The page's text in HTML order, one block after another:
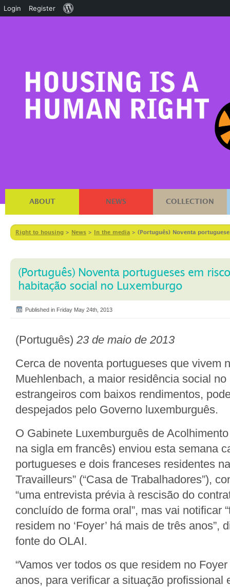
ABOUT NEWS COLLECTION
Right to housing > News > In the media > (Português) Noventa
(Português) Noventa portugueses em
habitação social no Luxemburgo
Published in Friday May 24th, 2013
(Português) 23 de maio de 2013
Cerca de noventa portugueses que vivem
Muehlenbach, a maior residência social
estrangeiros com baixos rendimentos,
despejados pelo Governo luxemburguês.
O Gabinete Luxemburguês de
na sigla em francês) enviou esta semana
portugueses e dois franceses residentes
Travailleurs” (“Casa de Trabalhadores”),
“uma entrevista prévia à rescisão do
concluído de forma oral”, mas vai notificar
residem no ‘Foyer’ há mais de três anos”,
fonte do OLAI.
“Vamos ver todos os que residem no
anos, para verificar a situação profissional
Login Register